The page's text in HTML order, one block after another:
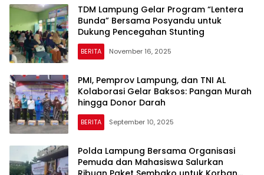
TDM Lampung Gelar Program “Lentera
Bunda” Bersama Posyandu untuk
Dukung Pencegahan Stunting
BERITA November 16, 2025
PMI, Pemprov Lampung, dan TNI AL
Kolaborasi Gelar Baksos: Pangan Murah
hingga Donor Darah
BERITA September 10, 2025
Polda Lampung Bersama Organisasi
Pemuda dan Mahasiswa Salurkan